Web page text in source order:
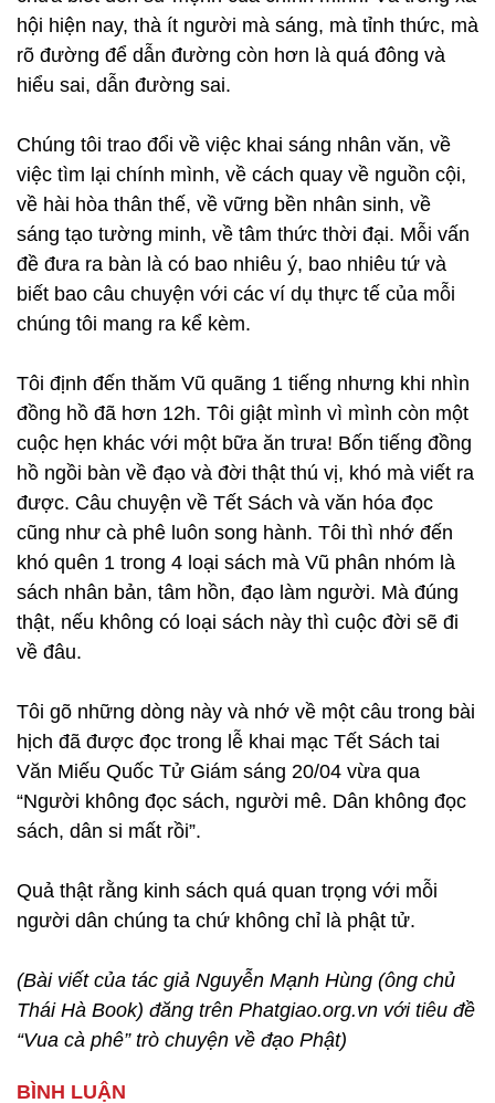
hội hiện nay, thà ít người mà sáng, mà tỉnh thức, mà
rõ đường để dẫn đường còn hơn là quá đông và
hiểu sai, dẫn đường sai.
Chúng tôi trao đổi về việc khai sáng nhân văn, về
việc tìm lại chính mình, về cách quay về nguồn cội,
về hài hòa thân thế, về vững bền nhân sinh, về
sáng tạo tường minh, về tâm thức thời đại. Mỗi vấn
đề đưa ra bàn là có bao nhiêu ý, bao nhiêu tứ và
biết bao câu chuyện với các ví dụ thực tế của mỗi
chúng tôi mang ra kể kèm.
Tôi định đến thăm Vũ quãng 1 tiếng nhưng khi nhìn
đồng hồ đã hơn 12h. Tôi giật mình vì mình còn một
cuộc hẹn khác với một bữa ăn trưa! Bốn tiếng đồng
hồ ngồi bàn về đạo và đời thật thú vị, khó mà viết ra
được. Câu chuyện về Tết Sách và văn hóa đọc
cũng như cà phê luôn song hành. Tôi thì nhớ đến
khó quên 1 trong 4 loại sách mà Vũ phân nhóm là
sách nhân bản, tâm hồn, đạo làm người. Mà đúng
thật, nếu không có loại sách này thì cuộc đời sẽ đi
về đâu.
Tôi gõ những dòng này và nhớ về một câu trong bài
hịch đã được đọc trong lễ khai mạc Tết Sách tai
Văn Miếu Quốc Tử Giám sáng 20/04 vừa qua
“Người không đọc sách, người mê. Dân không đọc
sách, dân si mất rồi”.
Quả thật rằng kinh sách quá quan trọng với mỗi
người dân chúng ta chứ không chỉ là phật tử.
(Bài viết của tác giả Nguyễn Mạnh Hùng (ông chủ
Thái Hà Book) đăng trên Phatgiao.org.vn với tiêu đề
“Vua cà phê” trò chuyện về đạo Phật)